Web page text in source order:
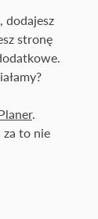
dodajesz
stronę
.
za to nie